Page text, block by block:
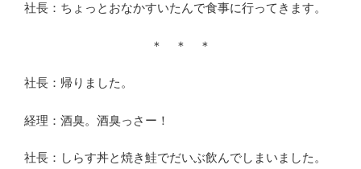
社長：ちょっとおなかすいたんで食事に行ってきます。
＊ ＊ ＊
社長：帰りました。
経理：酒臭。酒臭っさー！
社長：しらす丼と焼き鮭でだいぶ飲んでしまいました。